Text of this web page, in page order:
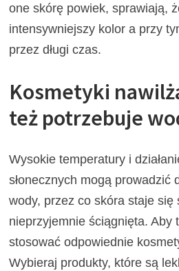
one skórę powiek, sprawiają,
intensywniejszy kolor a przy
przez długi czas.
Kosmetyki
też potrzebuje
Wysokie temperatury i
słonecznych mogą prowadzić
wody, przez co skóra staje się
nieprzyjemnie ściągnięta. Aby
stosować odpowiednie
Wybieraj produkty, które są